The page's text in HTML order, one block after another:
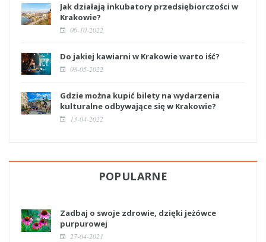
Jak działają inkubatory przedsiębiorczości w
Krakowie?
06-10-2022
Do jakiej kawiarni w Krakowie warto iść?
08-05-2022
Gdzie można kupić bilety na wydarzenia
kulturalne odbywające się w Krakowie?
13-04-2022
POPULARNE
Zadbaj o swoje zdrowie, dzięki jeżówce
purpurowej
27-04-2021